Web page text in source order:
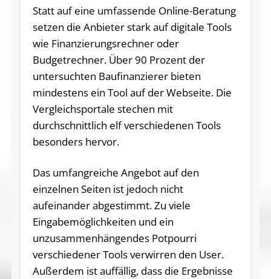
Statt auf eine umfassende Online-Beratung
setzen die Anbieter stark auf digitale Tools
wie Finanzierungsrechner oder
Budgetrechner. Über 90 Prozent der
untersuchten Baufinanzierer bieten
mindestens ein Tool auf der Webseite. Die
Vergleichsportale stechen mit
durchschnittlich elf verschiedenen Tools
besonders hervor.
Das umfangreiche Angebot auf den
einzelnen Seiten ist jedoch nicht
aufeinander abgestimmt. Zu viele
Eingabemöglichkeiten und ein
unzusammenhängendes Potpourri
verschiedener Tools verwirren den User.
Außerdem ist auffällig, dass die Ergebnisse